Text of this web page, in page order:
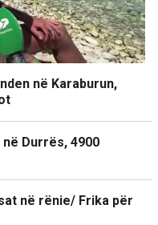
në Karaburun,
Durrës, 4900
në rënie/ Frika për